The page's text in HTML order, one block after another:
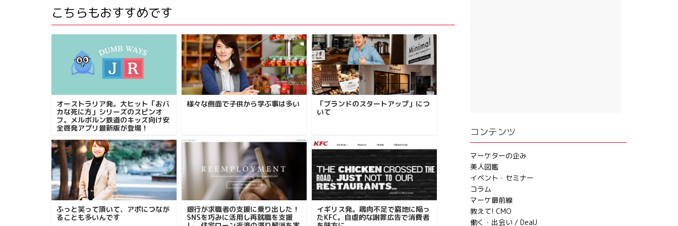
こちらもおすすめです
オーストラリア発。大ヒット「おバ
カな死に方」シリーズのスピンオ
フ。メルボルン鉄道のキッズ向け安
全啓発アプリ最新版が登場！
様々な側面で子供から学ぶ事は多い
「ブランドのスタートアップ」につ
いて
ふっと笑って頂いて、アポにつなが
ることも多いんです
銀行が求職者の支援に乗り出した！
SNSを巧みに活用し再就職を支援
イギリス発。鶏肉不足で窮地に陥っ
たKFC。自虐的な謝罪広告で消費者
コンテンツ
マーケターの企み
美人図鑑
イベント・セミナー
コラム
マーケ最前線
教えて! CMO
働く・出会い / DeaU